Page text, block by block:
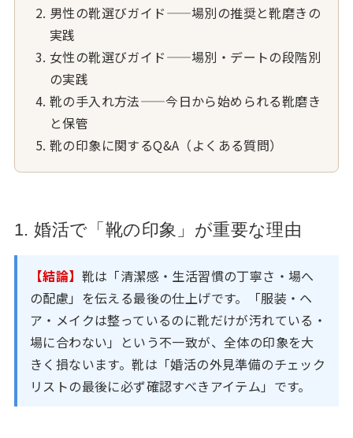
男性の靴選びガイド——場別の推奨と靴磨きの
実践
女性の靴選びガイド——場別・デートの段階別
の実践
靴の手入れ方法——今日から始められる靴磨き
と保管
靴の印象に関するQ&A（よくある質問）
1. 婚活で「靴の印象」が重要な理由
【結論】 靴は「清潔感・生活習慣の丁寧さ・場へ
の配慮」を伝える最後の仕上げです。「服装・ヘ
ア・メイクは整っているのに靴だけが汚れている・
場に合わない」という不一致が、全体の印象を大
きく損ないます。靴は「婚活の外見準備のチェック
リストの最後に必ず確認すべきアイテム」です。